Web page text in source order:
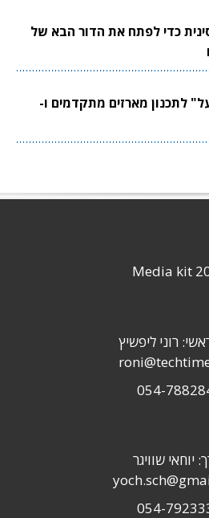
כדי לפתח את הדור הבא של
לתכנון מארזים מתקדמים ו-
Media kit
רוני ליפשיץ
054-
יוחאי שוויגר
054-